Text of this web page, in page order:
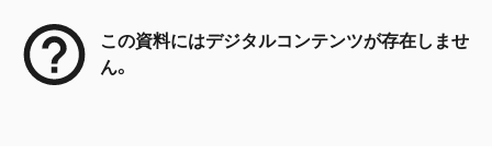
この資料にはデジタルコンテンツが存在しませ
ん。